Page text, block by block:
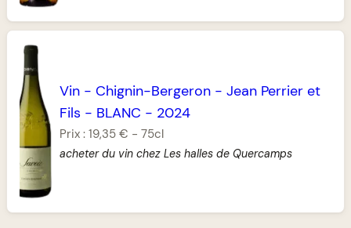
Vin - Chignin-Bergeron -Jean Perrier et
Fils - BLANC - 2024
Prix :19,35 € -75cl
acheter du vin chez Les halles de Quercamps